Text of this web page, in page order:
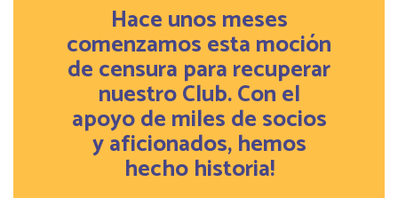
Hace unos meses
comenzamos esta moción
de censura para recuperar
nuestro Club. Con el
apoyo de miles de socios
y aficionados, hemos
hecho historia!